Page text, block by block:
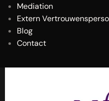
Mediation
Extern
Blog
Contact